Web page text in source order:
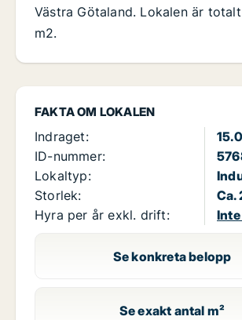
FAKTA OM LOKALEN
Indraget:
ID-nummer:
Lokaltyp:
Storlek:
Ca.
Hyra per år exkl. drift:
Se konkreta belopp
Se exakt antal m²
Västra Götaland. Lokalen är
m2.